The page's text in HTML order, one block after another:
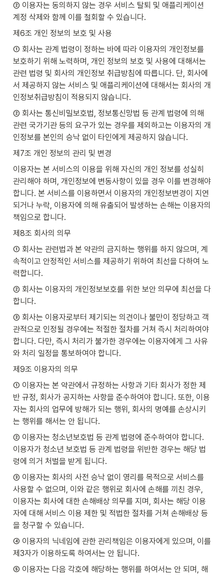
② 이용자는 동의하지 않는 경우 서비스 탈퇴 및 애플리케이션
계정 삭제와 함께 이를 철회할 수 있습니다.
제6조 개인 정보의 보호 및 사용
① 회사는 관계 법령이 정하는 바에 따라 이용자의 개인정보를
보호하기 위해 노력하며, 개인 정보의 보호 및 사용에 대해서는
관련 법령 및 회사의 개인정보 취급방침에 따릅니다. 단, 회사에
서 제공하지 않는 서비스 및 애플리케이션에 대해서는 회사의 개
인정보취급방침이 적용되지 않습니다.
② 회사는 통신비밀보호법, 정보통신망법 등 관계 법령에 의해
관련 국가기관 등의 요구가 있는 경우를 제외하고는 이용자의 개
인정보를 본인의 승낙 없이 타인에게 제공하지 않습니다.
제7조 개인 정보의 관리 및 변경
이용자는 본 서비스의 이용을 위해 자신의 개인 정보를 성실히
관리해야 하며, 개인정보에 변동사항이 있을 경우 이를 변경해야
합니다. 본 서비스를 이용하면서 이용자의 개인정보변경이 지연
되거나 누락, 이용자에 의해 유출되어 발생하는 손해는 이용자의
책임으로 합니다.
제8조 회사의 의무
① 회사는 관련법과 본 약관의 금지하는 행위를 하지 않으며, 계
속적이고 안정적인 서비스를 제공하기 위하여 최선을 다하여 노
력합니다.
② 회사는 이용자의 개인정보보호를 위한 보안 의무에 최선을 다
합니다.
③ 회사는 이용자로부터 제기되는 의견이나 불만이 정당하고 객
관적으로 인정될 경우에는 적절한 절차를 거쳐 즉시 처리하여야
합니다. 다만, 즉시 처리가 불가한 경우에는 이용자에게 그 사유
와 처리 일정을 통보하여야 합니다.
제9조 이용자의 의무
① 이용자는 본 약관에서 규정하는 사항과 기타 회사가 정한 제
반 규정, 회사가 공지하는 사항을 준수하여야 합니다. 또한, 이용
자는 회사의 업무에 방해가 되는 행위, 회사의 명예를 손상시키
는 행위를 해서는 안 됩니다.
② 이용자는 청소년보호법 등 관계 법령에 준수하여야 합니다.
이용자가 청소년 보호법 등 관계 법령을 위반한 경우는 해당 법
령에 의거 처벌을 받게 됩니다.
③ 이용자는 회사의 사전 승낙 없이 영리를 목적으로 서비스를
사용할 수 없으며, 이와 같은 행위로 회사에 손해를 끼친 경우,
이용자는 회사에 대한 손해배상 의무를 지며, 회사는 해당 이용
자에 대해 서비스 이용 제한 및 적법한 절차를 거쳐 손해배상 등
을 청구할 수 있습니다.
④ 이용자의 닉네임에 관한 관리책임은 이용자에게 있으며, 이를
제3자가 이용하도록 하여서는 안 됩니다.
⑤ 이용자는 다음 각호에 해당하는 행위를 하여서는 안 되며, 해